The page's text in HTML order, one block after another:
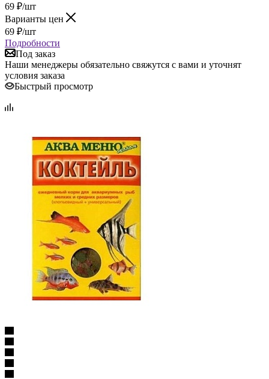
69 ₽/шт
Варианты цен
69 ₽/шт
Подробности
Под заказ
Наши менеджеры обязательно свяжутся с вами и уточнят
условия заказа
Быстрый просмотр